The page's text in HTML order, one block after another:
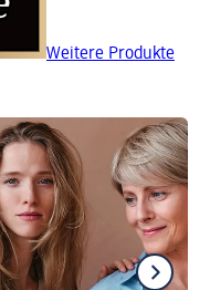
Weitere Produkte